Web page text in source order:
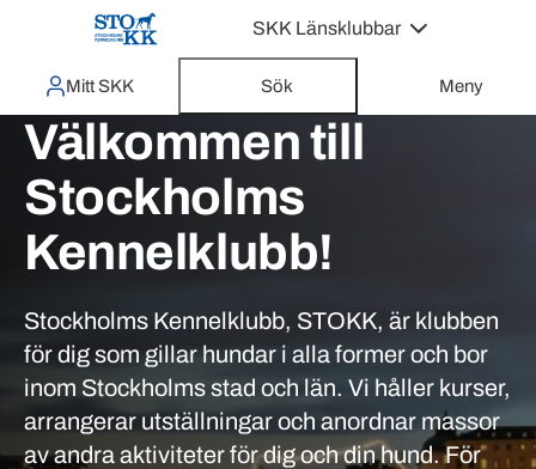
SKK Länsklubbar
Mitt SKK Sök Meny
Välkommen till
Stockholms
Kennelklubb!
Stockholms Kennelklubb, STOKK, är klubben
för dig som gillar hundar i alla former och bor
inom Stockholms stad och län. Vi håller kurser,
arrangerar utställningar och anordnar massor
av andra aktiviteter för dig och din hund. För